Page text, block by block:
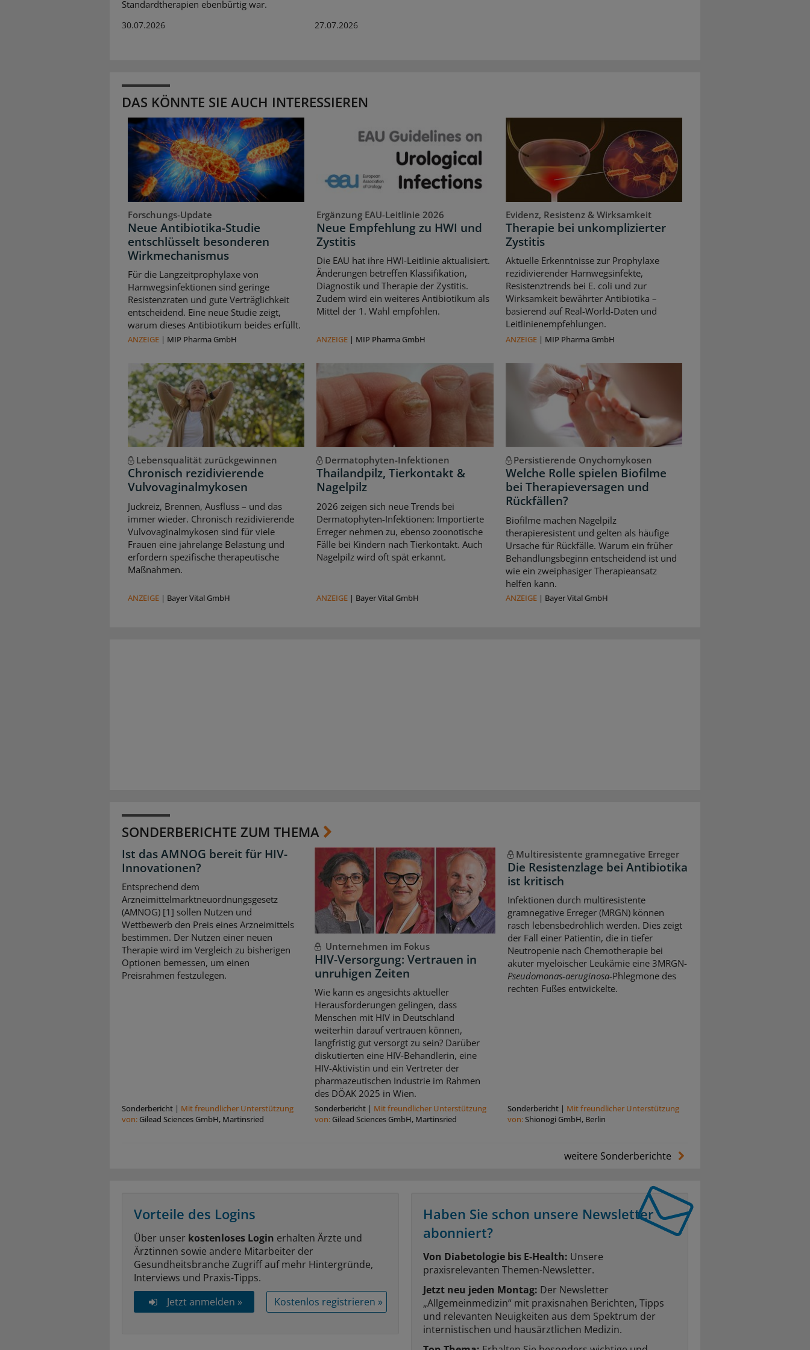
Standardtherapien ebenbürtig war.
30.07.2026 27.07.2026
DAS KÖNNTE SIE AUCH INTERESSIEREN
Forschungs-Update
Neue Antibiotika-Studie
entschlüsselt besonderen
Wirkmechanismus
Für die Langzeitprophylaxe von
Harnwegsinfektionen sind geringe
Resistenzraten und gute Verträglichkeit
entscheidend. Eine neue Studie zeigt,
warum dieses Antibiotikum beides erfüllt.
ANZEIGE | MIP Pharma GmbH
Ergänzung EAU-Leitlinie 2026
Neue Empfehlung zu HWI und
Zystitis
Die EAU hat ihre HWI-Leitlinie aktualisiert.
Änderungen betreffen Klassifikation,
Diagnostik und Therapie der Zystitis.
Zudem wird ein weiteres Antibiotikum als
Mittel der 1. Wahl empfohlen.
ANZEIGE | MIP Pharma GmbH
Evidenz, Resistenz & Wirksamkeit
Therapie bei unkomplizierter
Zystitis
Aktuelle Erkenntnisse zur Prophylaxe
rezidivierender Harnwegsinfekte,
Resistenztrends bei E. coli und zur
Wirksamkeit bewährter Antibiotika –
basierend auf Real-World-Daten und
Leitlinienempfehlungen.
ANZEIGE| MIP Pharma GmbH
Lebensqualität zurückgewinnen
Chronisch rezidivierende
Vulvovaginalmykosen
Juckreiz, Brennen, Ausfluss – und das
immer wieder. Chronisch rezidivierende
Vulvovaginalmykosen sind für viele
Frauen eine jahrelange Belastung und
erfordern spezifische therapeutische
Maßnahmen.
ANZEIGE | Bayer Vital GmbH
Dermatophyten-Infektionen
Thailandpilz, Tierkontakt &
Nagelpilz
2026 zeigen sich neue Trends bei
Dermatophyten-Infektionen: Importierte
Erreger nehmen zu, ebenso zoonotische
Fälle bei Kindern nach Tierkontakt. Auch
Nagelpilz wird oft spät erkannt.
ANZEIGE | Bayer Vital GmbH
Persistierende Onychomykosen
Welche Rolle spielen Biofilme
bei Therapieversagen und
Rückfällen?
Biofilme machen Nagelpilz
therapieresistent und gelten als häufige
Ursache für Rückfälle. Warum ein früher
Behandlungsbeginn entscheidend ist und
wie ein zweiphasiger Therapieansatz
helfen kann.
ANZEIGE| Bayer Vital GmbH
SONDERBERICHTE ZUM THEMA
Ist das AMNOG bereit für HIV-
Innovationen?
Entsprechend dem
Arzneimittelmarktneuordnungsgesetz
(AMNOG) [1] sollen Nutzen und
Wettbewerb den Preis eines Arzneimittels
bestimmen. Der Nutzen einer neuen
Therapie wird im Vergleich zu bisherigen
Optionen bemessen, um einen
Preisrahmen festzulegen.
Sonderbericht | Mit freundlicher Unterstützung
von: Gilead Sciences GmbH, Martinsried
Unternehmen im Fokus
HIV-Versorgung: Vertrauen in
unruhigen Zeiten
Wie kann es angesichts aktueller
Herausforderungen gelingen, dass
Menschen mit HIV in Deutschland
weiterhin darauf vertrauen können,
langfristig gut versorgt zu sein? Darüber
diskutierten eine HIV-Behandlerin, eine
HIV-Aktivistin und ein Vertreter der
pharmazeutischen Industrie im Rahmen
des DÖAK 2025 in Wien.
Sonderbericht| Mit freundlicher Unterstützung
von: Gilead Sciences GmbH, Martinsried
Multiresistente gramnegative Erreger
Die Resistenzlage bei Antibiotika
ist kritisch
Infektionen durch multiresistente
gramnegative Erreger (MRGN) können
rasch lebensbedrohlich werden. Dies zeigt
der Fall einer Patientin, die in tiefer
Neutropenie nach Chemotherapie bei
akuter myeloischer Leukämie eine 3MRGN-
Pseudomonas-aeruginosa-Phlegmone des
rechten Fußes entwickelte.
Sonderbericht| Mit freundlicher Unterstützung
von:Shionogi GmbH, Berlin
weitere Sonderberichte
Vorteile des Logins
Über unser kostenloses Login erhalten Ärzte und
Ärztinnen sowie andere Mitarbeiter der
Gesundheitsbranche Zugriff auf mehr Hintergründe,
Interviews und Praxis-Tipps.
Jetzt anmelden »
Kostenlos registrieren »
Haben Sie schon unsere Newsletter
abonniert?
Von Diabetologie bis E-Health: Unsere
praxisrelevanten Themen-Newsletter.
Jetzt neu jeden Montag: Der Newsletter
„Allgemeinmedizin“ mit praxisnahen Berichten, Tipps
und relevanten Neuigkeiten aus dem Spektrum der
internistischen und hausärztlichen Medizin.